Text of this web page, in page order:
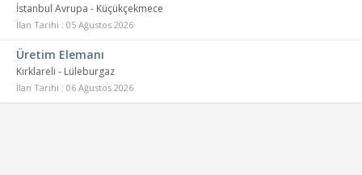
İstanbul Avrupa - Küçükçekmece
İlan Tarihi : 05 Ağustos 2026
Üretim Elemanı
Kırklareli - Lüleburgaz
İlan Tarihi : 06 Ağustos 2026